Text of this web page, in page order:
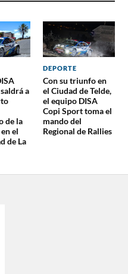
a
de la
el
de La
DEPORTE
Con su triunfo en
el Ciudad de Telde,
el equipo DISA
Copi Sport toma el
mando del
Regional de Rallies